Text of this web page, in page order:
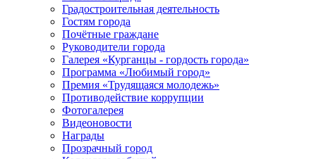
Градостроительная деятельность
Гостям города
Почётные граждане
Руководители города
Галерея «Курганцы - гордость города»
Программа «Любимый город»
Премия «Трудящаяся молодежь»
Противодействие коррупции
Фотогалерея
Видеоновости
Награды
Прозрачный город